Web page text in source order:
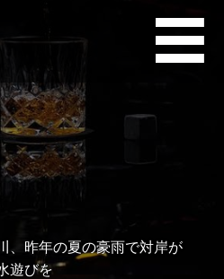
、昨年の夏の豪雨で対岸が
遊びを